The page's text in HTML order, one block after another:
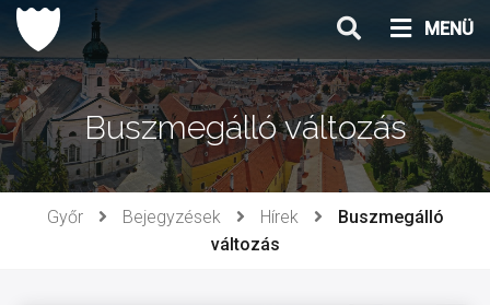
Ugrás
tartalomhoz
MENÜ
Buszmegálló változás
Győr Bejegyzések Hírek
Buszmegálló
változás